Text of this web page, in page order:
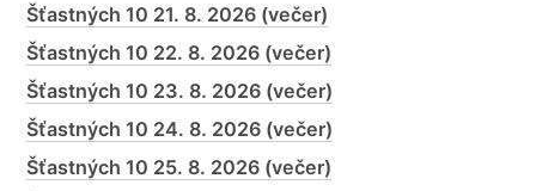
Šťastných 10 21. 8. 2026 (večer)
Šťastných 10 22. 8. 2026 (večer)
Šťastných 10 23. 8. 2026 (večer)
Šťastných 10 24. 8. 2026 (večer)
Šťastných 10 25. 8. 2026 (večer)